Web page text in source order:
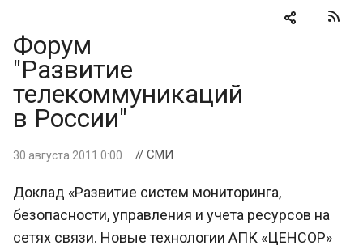
Форум
"Развитие
телекоммуникаций
в России"
30 августа 2011 0:00 // СМИ
Доклад «Развитие систем мониторинга,
безопасности, управления и учета ресурсов на
сетях связи. Новые технологии АПК «ЦЕНСОР»